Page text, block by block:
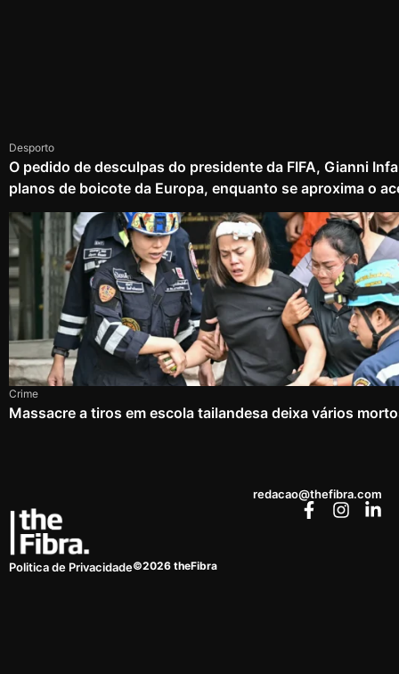
Desporto
O pedido de desculpas do presidente da FIFA, Gianni
planos de boicote da Europa, enquanto se aproxima o
Crime
Massacre a tiros em escola tailandesa deixa vários
redacao@thefibra.com
Politica de Privacidade©2026 theFibra